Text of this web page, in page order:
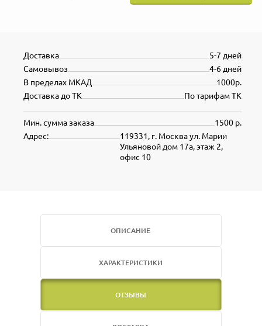
5-7 дней
Доставка
4-6 дней
Самовывоз
1000р.
В пределах МКАД
По тарифам ТК
Доставка до ТК
1500 р.
Мин. сумма заказа
119331, г. Москва ул. Марии
Ульяновой дом 17а, этаж 2,
офис 10
Адрес:
ОПИСАНИЕ
ХАРАКТЕРИСТИКИ
ОТЗЫВЫ